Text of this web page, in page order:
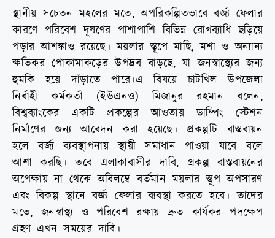
স্থানীয় সচেতন মহলের মতে, অপরিকল্পিতভাবে বর্জ্য ফেলার
কারণে পরিবেশ দূষণের পাশাপাশি বিভিন্ন রোগব্যাধি ছড়িয়ে
পড়ার আশঙ্কাও রয়েছে। ময়লার স্তূপে মাছি, মশা ও অন্যান্য
ক্ষতিকর পোকামাকড়ের উপদ্রব বাড়ছে, যা জনস্বাস্থ্যের জন্য
হুমকি হয়ে দাঁড়াতে পারে।এ বিষয়ে চাটখিল উপজেলা
নির্বাহী কর্মকর্তা (ইউএনও) মিজানুর রহমান বলেন,
বিশ্বব্যাংকের একটি প্রকল্পের আওতায় ডাম্পিং স্টেশন
নির্মাণের জন্য আবেদন করা হয়েছে। প্রকল্পটি বাস্তবায়ন
হলে বর্জ্য ব্যবস্থাপনায় স্থায়ী সমাধান পাওয়া যাবে বলে
আশা করছি। তবে এলাকাবাসীর দাবি, প্রকল্প বাস্তবায়নের
অপেক্ষায় না থেকে অবিলম্বে বর্তমান ময়লার স্তূপ অপসারণ
এবং বিকল্প স্থানে বর্জ্য ফেলার ব্যবস্থা করতে হবে। তাদের
মতে, জনস্বাস্থ্য ও পরিবেশ রক্ষায় দ্রুত কার্যকর পদক্ষেপ
গ্রহণ এখন সময়ের দাবি।